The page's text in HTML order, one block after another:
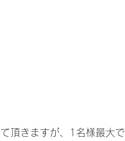
頂きますが、1名様最大で